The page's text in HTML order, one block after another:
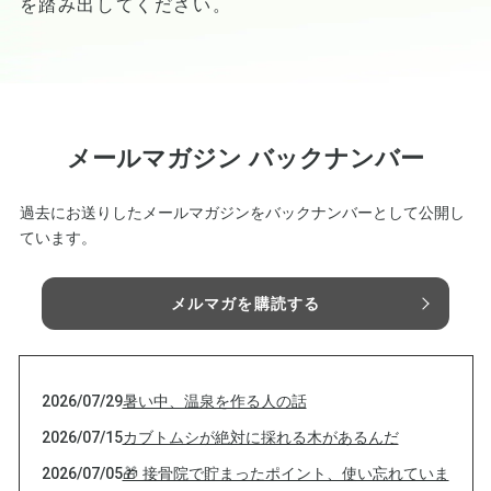
を踏み出してください。
メールマガジン バックナンバー
過去にお送りしたメールマガジンをバックナンバーとして公開し
ています。
メルマガを購読する
2026/07/29暑い中、温泉を作る人の話
2026/07/15カブトムシが絶対に採れる木があるんだ
2026/07/05🎁 接骨院で貯まったポイント、使い忘れていま